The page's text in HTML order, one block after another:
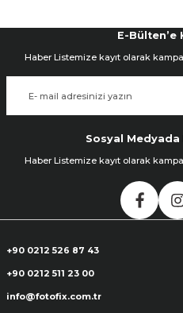
E-Bülten’e
Haber Listemize kayıt olarak
Sosyal
Haber Listemize kayıt olarak
+90 0212 526 87 43
+90 0212 511 23 00
info@fotofix.com.tr